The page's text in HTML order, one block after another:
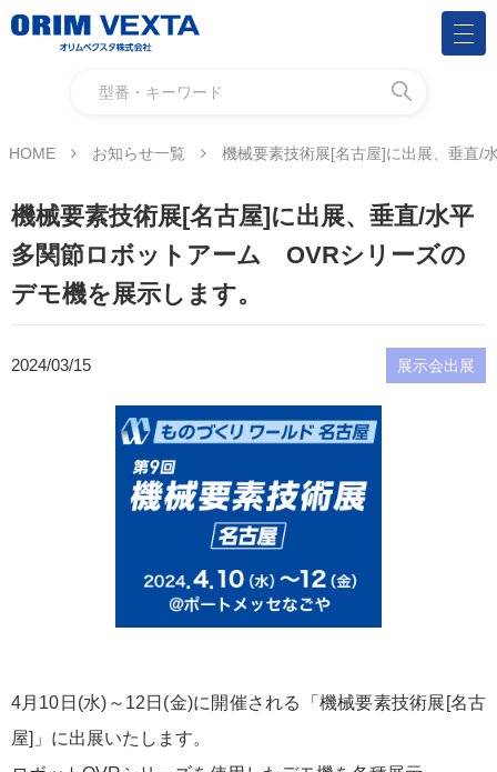
HOME お知らせ一覧 機械要素技術展[名古屋]に出展、垂直/
機械要素技術展[名古屋]に出展、垂直/水平
多関節ロボットアーム OVRシリーズの
デモ機を展示します。
2024/03/15 展示会出展
4月10日(水)～12日(金)に開催される「機械要素技術展[名古
屋]」に出展いたします。